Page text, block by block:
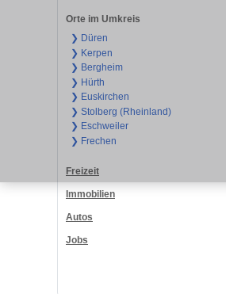
Orte im Umkreis
❯ Düren
❯ Kerpen
❯ Bergheim
❯ Hürth
❯ Euskirchen
❯ Stolberg (Rheinland)
❯ Eschweiler
❯ Frechen
Freizeit
Immobilien
Autos
Jobs